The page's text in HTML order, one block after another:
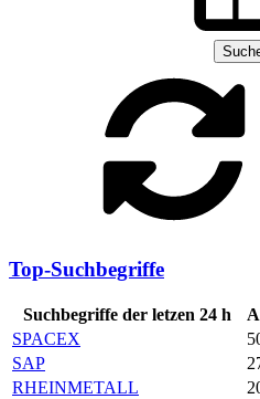
Top-Suchbegriffe
Suchbegriffe der letzen 24 h
SPACEX
SAP
RHEINMETALL